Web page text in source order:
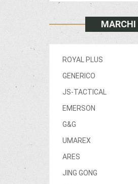
MARCHI
ROYAL PLUS
GENERICO
JS-TACTICAL
EMERSON
G&G
UMAREX
ARES
JING GONG